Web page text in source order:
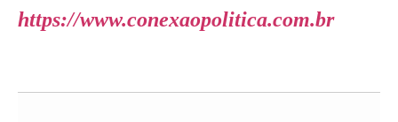
https://www.conexaopolitica.com.br